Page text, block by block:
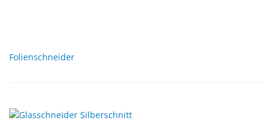
Folienschneider